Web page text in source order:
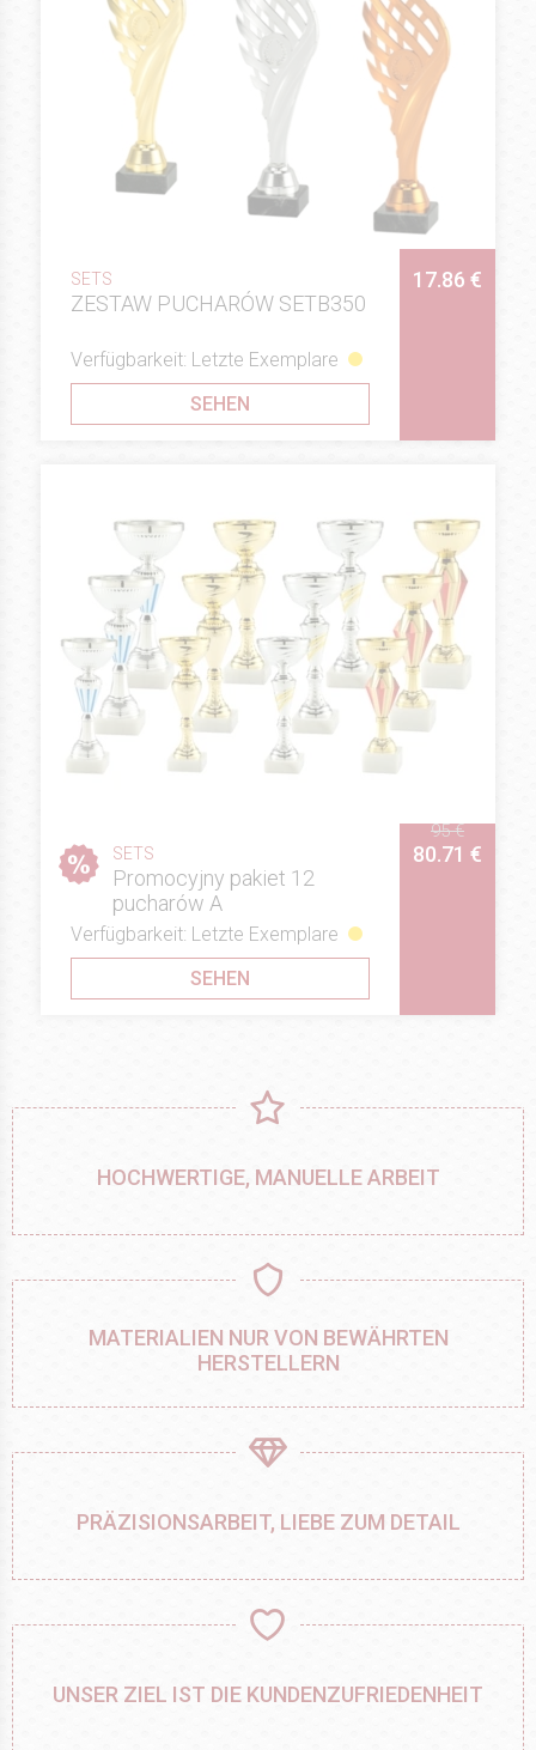
SETS
ZESTAW PUCHARÓW SETB350
17.86 €
Verfügbarkeit: Letzte Exemplare
SEHEN
SETS
Promocyjny pakiet 12
pucharów A
95 €
80.71 €
Verfügbarkeit: Letzte Exemplare
SEHEN
HOCHWERTIGE, MANUELLE ARBEIT
MATERIALIEN NUR VON BEWÄHRTEN
HERSTELLERN
PRÄZISIONSARBEIT, LIEBE ZUM DETAIL
UNSER ZIEL IST DIE KUNDENZUFRIEDENHEIT